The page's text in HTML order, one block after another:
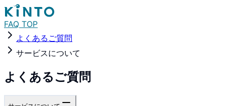
FAQ TOP
よくあるご質問
サービスについて
よくあるご質問